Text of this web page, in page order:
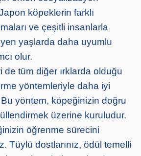
köpeklerin farklı
ve çeşitli insanlarla
yaşlarda daha uyumlu
olur.
de tüm diğer ırklarda olduğu
yöntemleriyle daha iyi
yöntem, köpeğinizin doğru
üzerine kuruludur.
öğrenme sürecini
Tüylü dostlarınız, ödül temelli